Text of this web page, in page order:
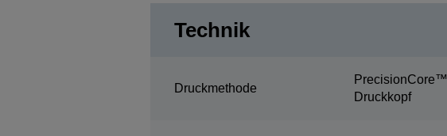
Technik
Druckmethode
Druckkopf